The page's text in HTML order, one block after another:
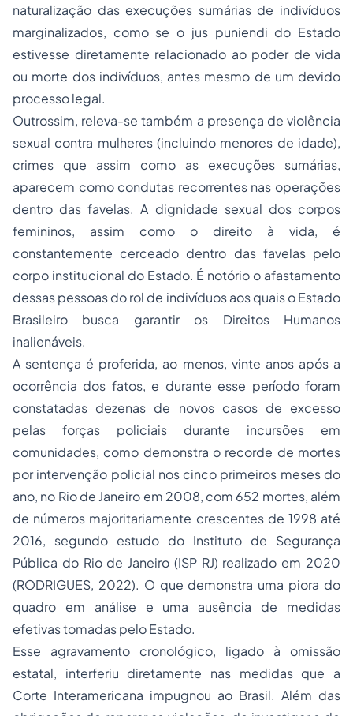
naturalização das execuções sumárias de indivíduos
marginalizados, como se o jus puniendi do Estado
estivesse diretamente relacionado ao poder de vida
ou morte dos indivíduos, antes mesmo de um devido
processo legal.
Outrossim, releva-se também a presença de violência
sexual contra mulheres (incluindo menores de idade),
crimes que assim como as execuções sumárias,
aparecem como condutas recorrentes nas operações
dentro das favelas. A dignidade sexual dos corpos
femininos, assim como o direito à vida, é
constantemente cerceado dentro das favelas pelo
corpo institucional do Estado. É notório o afastamento
dessas pessoas do rol de indivíduos aos quais o Estado
Brasileiro busca garantir os Direitos Humanos
inalienáveis.
A sentença é proferida, ao menos, vinte anos após a
ocorrência dos fatos, e durante esse período foram
constatadas dezenas de novos casos de excesso
pelas forças policiais durante incursões em
comunidades, como demonstra o recorde de mortes
por intervenção policial nos cinco primeiros meses do
ano, no Rio de Janeiro em 2008, com 652 mortes, além
de números majoritariamente crescentes de 1998 até
2016, segundo estudo do Instituto de Segurança
Pública do Rio de Janeiro (ISP RJ) realizado em 2020
(RODRIGUES, 2022). O que demonstra uma piora do
quadro em análise e uma ausência de medidas
efetivas tomadas pelo Estado.
Esse agravamento cronológico, ligado à omissão
estatal, interferiu diretamente nas medidas que a
Corte Interamericana impugnou ao Brasil. Além das